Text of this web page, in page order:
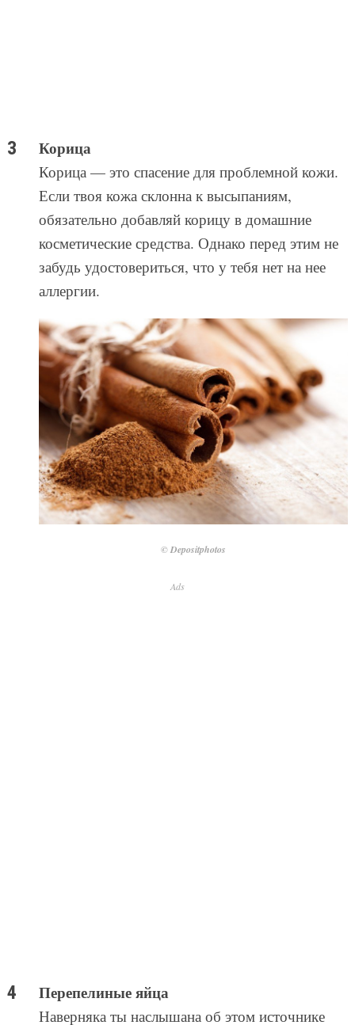
Корица
Корица — это спасение для проблемной кожи.
Если твоя кожа склонна к высыпаниям,
обязательно добавляй корицу в домашние
косметические средства. Однако перед этим не
забудь удостовериться, что у тебя нет на нее
аллергии.
© Depositphotos
Ads
Перепелиные яйца
Наверняка ты наслышана об этом источнике